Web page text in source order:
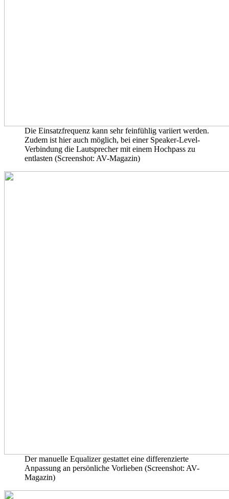
Die Einsatzfrequenz kann sehr feinfühlig variiert werden.
Zudem ist hier auch möglich, bei einer Speaker-Level-
Verbindung die Lautsprecher mit einem Hochpass zu
entlasten (Screenshot: AV-Magazin)
Der manuelle Equalizer gestattet eine differenzierte
Anpassung an persönliche Vorlieben (Screenshot: AV-
Magazin)